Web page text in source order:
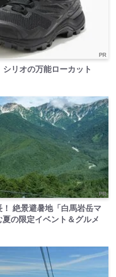
PR
リオの万能ローカット
PR
絶景避暑地「白馬岩岳マ
の限定イベント＆グルメ